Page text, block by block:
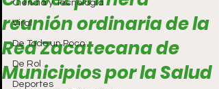
Ciencia y Tecnología
Viral
De Todo un Poco
De Rol
Deportes
reunión ordinaria de la
Red Zacatecana de
Municipios por la Salud